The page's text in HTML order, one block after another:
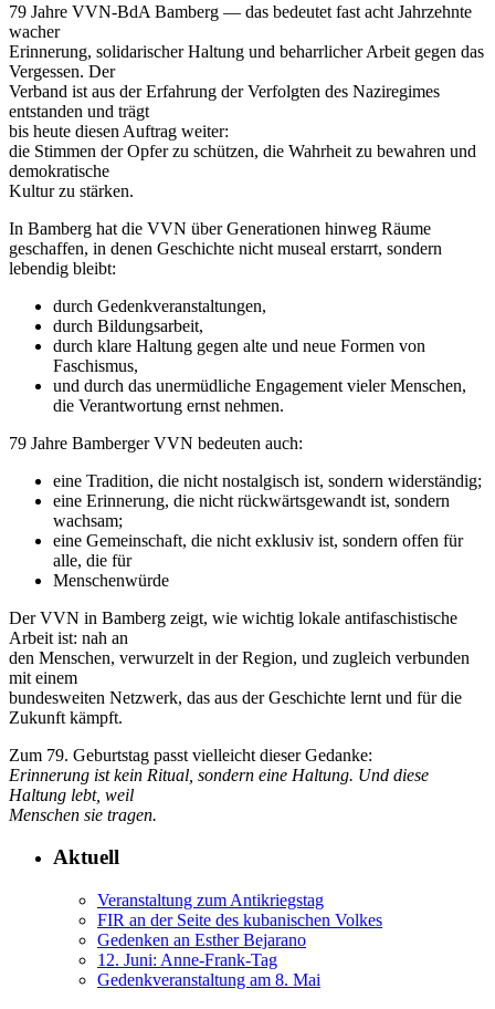
79 Jahre VVN‑BdA Bamberg — das bedeutet fast acht Jahrzehnte
wacher
Erinnerung, solidarischer Haltung und beharrlicher Arbeit gegen das
Vergessen. Der
Verband ist aus der Erfahrung der Verfolgten des Naziregimes
entstanden und trägt
bis heute diesen Auftrag weiter:
die Stimmen der Opfer zu schützen, die Wahrheit zu bewahren und
demokratische
Kultur zu stärken.
In Bamberg hat die VVN über Generationen hinweg Räume
geschaffen, in denen Geschichte nicht museal erstarrt, sondern
lebendig bleibt:
durch Gedenkveranstaltungen,
durch Bildungsarbeit,
durch klare Haltung gegen alte und neue Formen von
Faschismus,
und durch das unermüdliche Engagement vieler Menschen,
die Verantwortung ernst nehmen.
79 Jahre Bamberger VVN bedeuten auch:
eine Tradition, die nicht nostalgisch ist, sondern widerständig;
eine Erinnerung, die nicht rückwärtsgewandt ist, sondern
wachsam;
eine Gemeinschaft, die nicht exklusiv ist, sondern offen für
alle, die für
Menschenwürde
Der VVN in Bamberg zeigt, wie wichtig lokale antifaschistische
Arbeit ist: nah an
den Menschen, verwurzelt in der Region, und zugleich verbunden
mit einem
bundesweiten Netzwerk, das aus der Geschichte lernt und für die
Zukunft kämpft.
Zum 79. Geburtstag passt vielleicht dieser Gedanke:
Erinnerung ist kein Ritual, sondern eine Haltung. Und diese
Haltung lebt, weil
Menschen sie tragen.
Aktuell
Veranstaltung zum Antikriegstag
FIR an der Seite des kubanischen Volkes
Gedenken an Esther Bejarano
12. Juni: Anne-Frank-Tag
Gedenkveranstaltung am 8. Mai